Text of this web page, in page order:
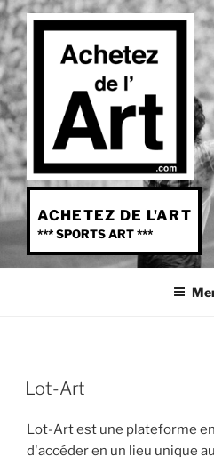
Aller
au
contenu
principal
ACHETEZ DE L'ART
*** SPORTS ART ***
Lot-Art
Lot-Art est une plateforme
d'accéder en un lieu unique